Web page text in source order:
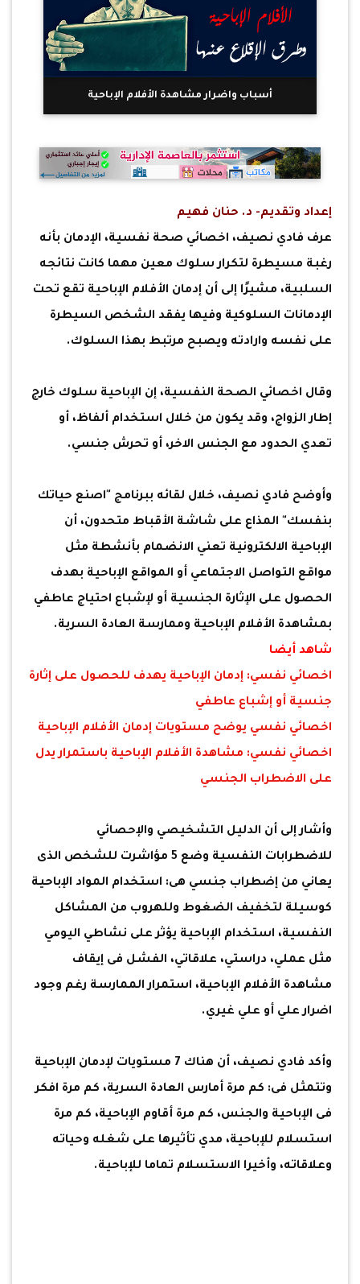
أسباب واضرار مشاهدة الأفلام الإباحية
إعداد وتقديم- د. حنان فهيم
عرف فادي نصيف، اخصائي صحة نفسية، الإدمان بأنه
رغبة مسيطرة لتكرار سلوك معين مهما كانت نتائجه
السلبية، مشيرًا إلى أن إدمان الأفلام الإباحية تقع تحت
الإدمانات السلوكية وفيها يفقد الشخص السيطرة
على نفسه وارادته ويصبح مرتبط بهذا السلوك.
وقال اخصائي الصحة النفسية، إن الإباحية سلوك خارج
إطار الزواج، وقد يكون من خلال استخدام ألفاظ، أو
تعدي الحدود مع الجنس الاخر، أو تحرش جنسي.
وأوضح فادي نصيف، خلال لقائه ببرنامج "اصنع حياتك
بنفسك" المذاع على شاشة الأقباط متحدون، أن
الإباحية الالكترونية تعني الانضمام بأنشطة مثل
مواقع التواصل الاجتماعي أو المواقع الإباحية بهدف
الحصول على الإثارة الجنسية أو لإشباع احتياج عاطفي
بمشاهدة الأفلام الإباحية وممارسة العادة السرية.
شاهد أيضا
اخصائي نفسي: إدمان الإباحية يهدف للحصول على إثارة
جنسية أو إشباع عاطفي
اخصائي نفسي يوضح مستويات إدمان الأفلام الإباحية
اخصائي نفسي: مشاهدة الأفلام الإباحية باستمرار يدل
على الاضطراب الجنسي
وأشار إلى أن الدليل التشخيصي والإحصائي
للاضطرابات النفسية وضع 5 مؤاشرت للشخص الذى
يعاني من إضطراب جنسي هى: استخدام المواد الإباحية
كوسيلة لتخفيف الضغوط وللهروب من المشاكل
النفسية، استخدام الإباحية يؤثر على نشاطي اليومي
مثل عملي، دراستي، علاقاتي، الفشل فى إيقاف
مشاهدة الأفلام الإباحية، استمرار الممارسة رغم وجود
اضرار علي أو علي غيري.
وأكد فادي نصيف، أن هناك 7 مستويات لإدمان الإباحية
وتتمثل فى: كم مرة أمارس العادة السرية، كم مرة افكر
فى الإباحية والجنس، كم مرة أقاوم الإباحية، كم مرة
استسلام للإباحية، مدي تأثيرها على شغله وحياته
وعلاقاته، وأخيرا الاستسلام تماما للإباحية.